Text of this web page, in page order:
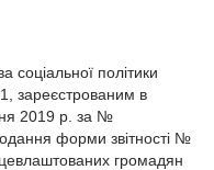
соціальної політики
зареєстрованим в
2019 р. за №
форми звітності №
громадян